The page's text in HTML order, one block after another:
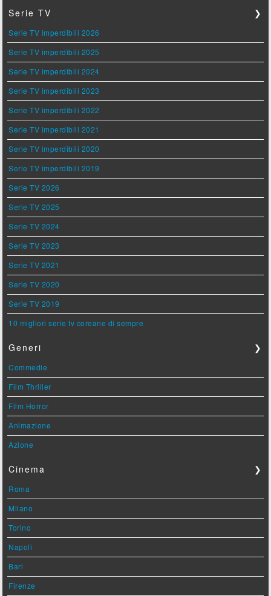
Serie TV ❯
Serie TV imperdibili 2026
Serie TV imperdibili 2025
Serie TV imperdibili 2024
Serie TV imperdibili 2023
Serie TV imperdibili 2022
Serie TV imperdibili 2021
Serie TV imperdibili 2020
Serie TV imperdibili 2019
Serie TV 2026
Serie TV 2025
Serie TV 2024
Serie TV 2023
Serie TV 2021
Serie TV 2020
Serie TV 2019
10 migliori serie tv coreane di sempre
Generi ❯
Commedie
Film Thriller
Film Horror
Animazione
Azione
Cinema ❯
Roma
Milano
Torino
Napoli
Bari
Firenze